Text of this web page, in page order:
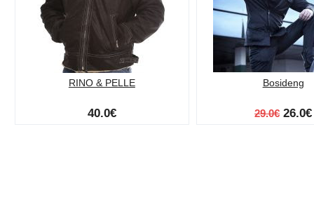
RINO & PELLE
40.0€
Bosideng
29.0€ 26.0€